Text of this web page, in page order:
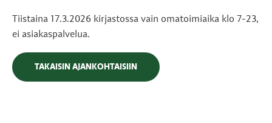
Tiistaina 17.3.2026 kirjastossa vain omatoimiaika klo 7-23,
ei asiakaspalvelua.
TAKAISIN AJANKOHTAISIIN